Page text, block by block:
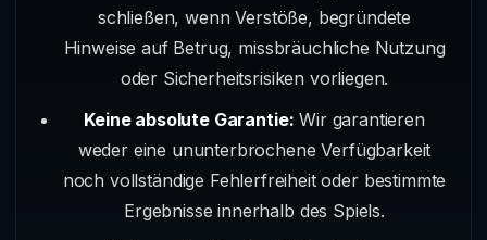
schließen, wenn Verstöße, begründete
Hinweise auf Betrug, missbräuchliche Nutzung
oder Sicherheitsrisiken vorliegen.
Keine absolute Garantie: Wir garantieren
weder eine ununterbrochene Verfügbarkeit
noch vollständige Fehlerfreiheit oder bestimmte
Ergebnisse innerhalb des Spiels.